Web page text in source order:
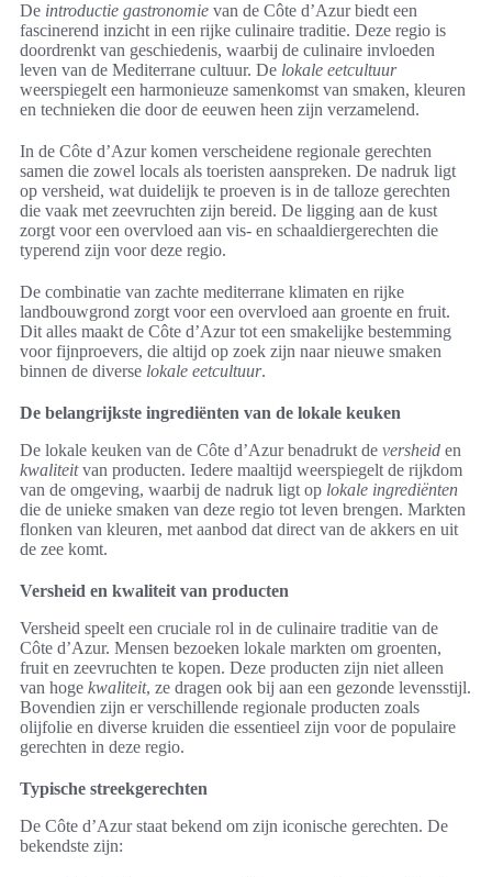
De introductie gastronomie van de Côte d’Azur biedt een
fascinerend inzicht in een rijke culinaire traditie. Deze regio is
doordrenkt van geschiedenis, waarbij de culinaire invloeden
leven van de Mediterrane cultuur. De lokale eetcultuur
weerspiegelt een harmonieuze samenkomst van smaken, kleuren
en technieken die door de eeuwen heen zijn verzamelend.
In de Côte d’Azur komen verscheidene regionale gerechten
samen die zowel locals als toeristen aanspreken. De nadruk ligt
op versheid, wat duidelijk te proeven is in de talloze gerechten
die vaak met zeevruchten zijn bereid. De ligging aan de kust
zorgt voor een overvloed aan vis- en schaaldiergerechten die
typerend zijn voor deze regio.
De combinatie van zachte mediterrane klimaten en rijke
landbouwgrond zorgt voor een overvloed aan groente en fruit.
Dit alles maakt de Côte d’Azur tot een smakelijke bestemming
voor fijnproevers, die altijd op zoek zijn naar nieuwe smaken
binnen de diverse lokale eetcultuur.
De belangrijkste ingrediënten van de lokale keuken
De lokale keuken van de Côte d’Azur benadrukt de versheid en
kwaliteitvan producten. Iedere maaltijd weerspiegelt de rijkdom
van de omgeving, waarbij de nadruk ligt op lokale ingrediënten
die de unieke smaken van deze regio tot leven brengen. Markten
flonken van kleuren, met aanbod dat direct van de akkers en uit
de zee komt.
Versheid en kwaliteit van producten
Versheid speelt een cruciale rol in de culinaire traditie van de
Côte d’Azur. Mensen bezoeken lokale markten om groenten,
fruit en zeevruchten te kopen. Deze producten zijn niet alleen
van hoge kwaliteit, ze dragen ook bij aan een gezonde levensstijl.
Bovendien zijn er verschillende regionale producten zoals
olijfolie en diverse kruiden die essentieel zijn voor de populaire
gerechten in deze regio.
Typische streekgerechten
De Côte d’Azur staat bekend om zijn iconische gerechten. De
bekendste zijn: